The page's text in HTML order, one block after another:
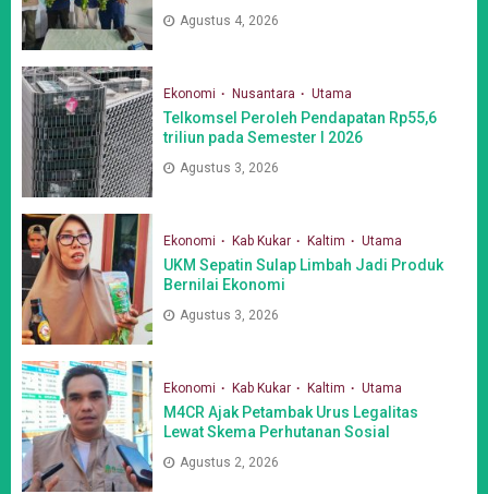
Agustus 4, 2026
Ekonomi Nusantara Utama
Telkomsel Peroleh Pendapatan Rp55,6
triliun pada Semester I 2026
Agustus 3, 2026
Ekonomi Kab Kukar Kaltim Utama
UKM Sepatin Sulap Limbah Jadi Produk
Bernilai Ekonomi
Agustus 3, 2026
Ekonomi Kab Kukar Kaltim Utama
M4CR Ajak Petambak Urus Legalitas
Lewat Skema Perhutanan Sosial
Agustus 2, 2026